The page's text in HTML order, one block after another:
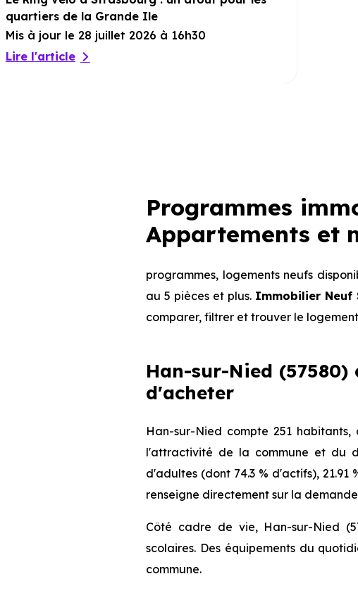
quartiers de la Grande Ile
Mis à jour le 28 juillet 2026 à 16h30
Lire l'article
Programmes
Appartements et
programmes, logements neufs
au 5 pièces et plus. Immobilier Neuf
comparer, filtrer et trouver le
Han-sur-Nied
d'acheter
Han-sur-Nied compte 251
l'attractivité de la commune et du
d'adultes (dont 74.3 % d'actifs), 21.91
renseigne directement sur la
Côté cadre de vie, Han-sur-Nied
scolaires. Des équipements du
commune.